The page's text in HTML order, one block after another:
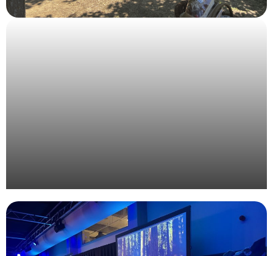
Organisation d’une journée corporate au vert pour
Valrhona